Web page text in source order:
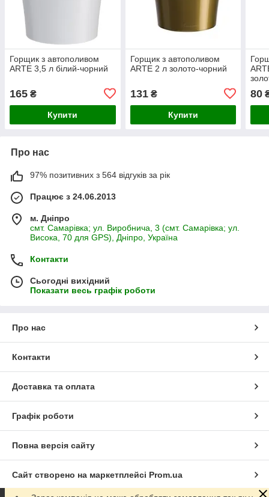
Горщик з автополивом
ARTE 3,5 л білий-чорний
165 ₴
Купити
Горщик з автополивом
ARTE 2 л золото-чорний
131₴
Купити
80
Про нас
97% позитивних з 564 відгуків за рік
Працює з 24.06.2013
м. Дніпро
смт. Самарівка; ул. Виробнича, 3 (смт. Самарівка; ул.
Висока, 70 для GPS), Дніпро, Україна
Контакти
Сьогодні вихідний
Показати весь графік роботи
Про нас
Контакти
Доставка та оплата
Графік роботи
Повна версія сайту
Сайт створено на маркетплейсі Prom.ua